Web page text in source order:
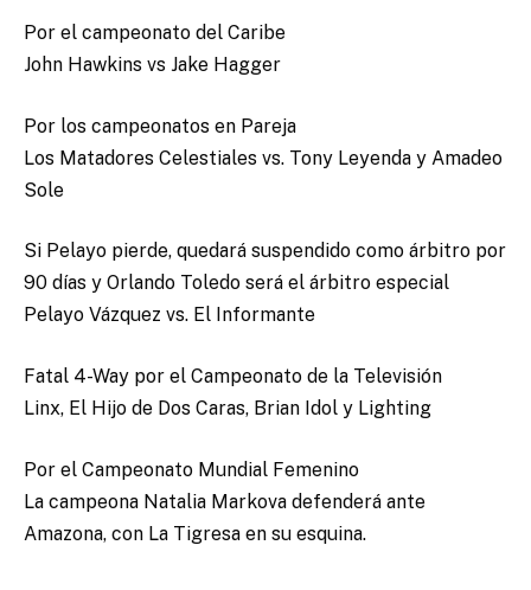
Por el campeonato del Caribe
John Hawkins vs Jake Hagger
Por los campeonatos en Pareja
Los Matadores Celestiales vs. Tony Leyenda y Amadeo
Sole
Si Pelayo pierde, quedará suspendido como árbitro por
90 días y Orlando Toledo será el árbitro especial
Pelayo Vázquez vs. El Informante
Fatal 4-Way por el Campeonato de la Televisión
Linx, El Hijo de Dos Caras, Brian Idol y Lighting
Por el Campeonato Mundial Femenino
La campeona Natalia Markova defenderá ante
Amazona, con La Tigresa en su esquina.